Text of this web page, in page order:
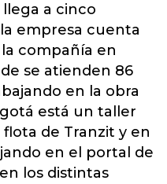
a cinco
empresa cuenta
compañía en
se atienden 86
en la obra
está un taller
de Tranzit y en
en el portal de
los distintas